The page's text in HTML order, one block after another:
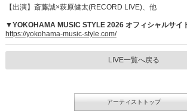
【出演】斎藤誠×萩原健太(RECORD LIVE)、他
▼YOKOHAMA MUSIC STYLE 2026 オフィシャルサイ
https://yokohama-music-style.com/
LIVE一覧へ戻る
アーティストトップ